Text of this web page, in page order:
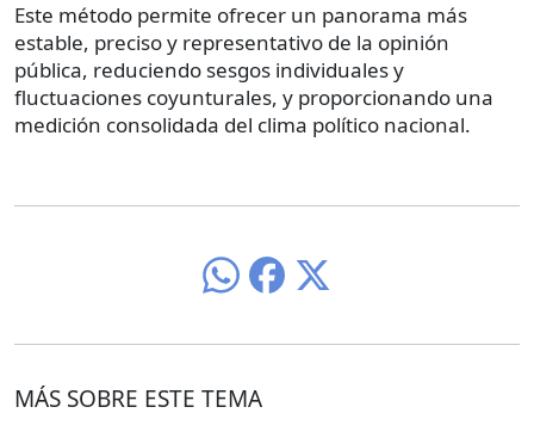
Este método permite ofrecer un panorama más
estable, preciso y representativo de la opinión
pública, reduciendo sesgos individuales y
fluctuaciones coyunturales, y proporcionando una
medición consolidada del clima político nacional.
MÁS SOBRE ESTE TEMA